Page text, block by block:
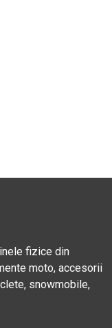
fizice din
moto, accesorii
snowmobile,